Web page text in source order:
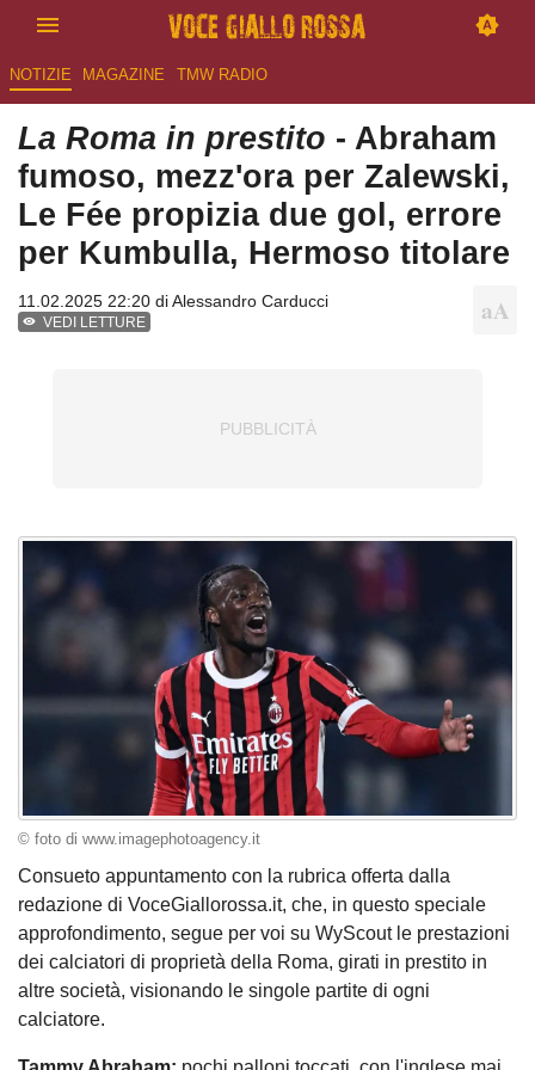
NOTIZIE MAGAZINE TMW RADIO
La Roma in prestito - Abraham
fumoso, mezz'ora per Zalewski,
Le Fée propizia due gol, errore
per Kumbulla, Hermoso titolare
11.02.2025 22:20 diAlessandro Carducci
VEDI LETTURE
© foto di www.imagephotoagency.it
Consueto appuntamento con la rubrica offerta dalla
redazione di VoceGiallorossa.it, che, in questo speciale
approfondimento, segue per voi su WyScout le prestazioni
dei calciatori di proprietà della Roma, girati in prestito in
altre società, visionando le singole partite di ogni
calciatore.